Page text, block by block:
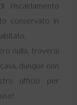
riscaldamento
conservato in
nulla, troverai
dunque non
ufficio per